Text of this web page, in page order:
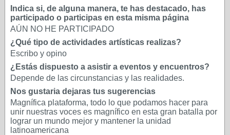
Indica si, de alguna manera, te has destacado, has
participado o participas en esta misma página
AÚN NO HE PARTICIPADO
¿Qué tipo de actividades artísticas realizas?
Escribo y opino
¿Estás dispuesto a asistir a eventos y encuentros?
Depende de las circunstancias y las realidades.
Nos gustaria dejaras tus sugerencias
Magnífica plataforma, todo lo que podamos hacer para
unir nuestras voces es magnífico en esta gran batalla por
lograr un mundo mejor y mantener la unidad
latinoamericana